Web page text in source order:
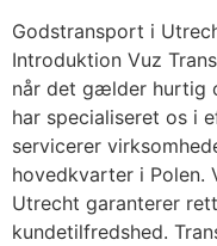
Godstransport i
Introduktion Vuz
når det gælder hurtig
har specialiseret os i
servicerer
hovedkvarter i Polen.
Utrecht garanterer
kundetilfredshed.